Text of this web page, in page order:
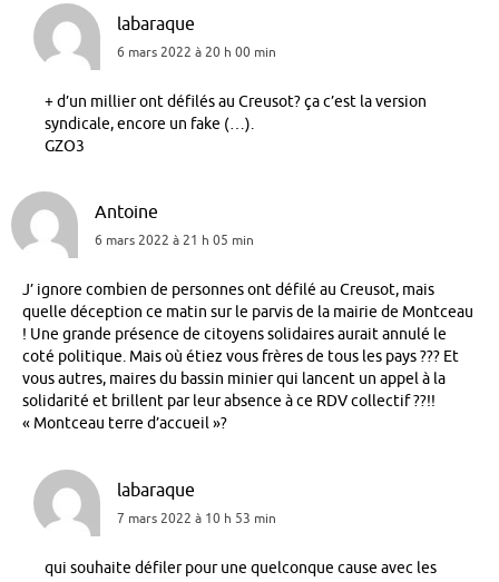
labaraque
6 mars 2022 à 20 h 00 min
+ d’un millier ont défilés au Creusot? ça c’est la version
syndicale, encore un fake (…).
GZO3
Antoine
6 mars 2022 à 21 h 05 min
J’ ignore combien de personnes ont défilé au Creusot, mais
quelle déception ce matin sur le parvis de la mairie de Montceau
! Une grande présence de citoyens solidaires aurait annulé le
coté politique. Mais où étiez vous frères de tous les pays ??? Et
vous autres, maires du bassin minier qui lancent un appel à la
solidarité et brillent par leur absence à ce RDV collectif ??!!
« Montceau terre d’accueil »?
labaraque
7 mars 2022 à 10 h 53 min
qui souhaite défiler pour une quelconque cause avec les